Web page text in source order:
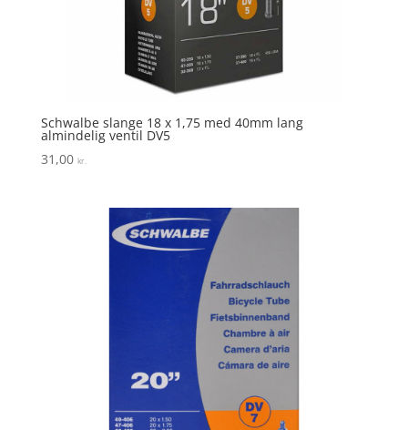
Schwalbe slange 18 x 1,75 med 40mm lang
almindelig ventil DV5
31,00 kr.